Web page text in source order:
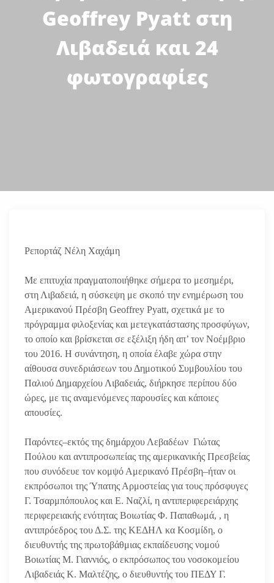
Geoffrey Pyatt στη
Λιβαδειά και 24
φωτογραφίες
Ρεπορτάζ Νέλη Χαχάμη
Με επιτυχία πραγματοποιήθηκε σήμερα το μεσημέρι,
στη Λιβαδειά, η σύσκεψη με σκοπό την ενημέρωση του
Αμερικανού Πρέσβη Geoffrey Pyatt, σχετικά με το
πρόγραμμα φιλοξενίας και μετεγκατάστασης προσφύγων,
το οποίο και βρίσκεται σε εξέλιξη ήδη απ’ τον Νοέμβριο
του 2016. Η συνάντηση, η οποία έλαβε χώρα στην
αίθουσα συνεδριάσεων του Δημοτικού Συμβουλίου του
Παλιού Δημαρχείου Λιβαδειάς, διήρκησε περίπου δύο
ώρες, με τις αναμενόμενες παρουσίες και κάποιες
απουσίες.
Παρόντες–εκτός της δημάρχου Λεβαδέων Γιώτας
Πούλου και αντιπροσωπείας της αμερικανικής Πρεσβείας
που συνόδευε τον κομψό Αμερικανό Πρέσβη–ήταν οι
εκπρόσωποι της Ύπατης Αρμοστείας για τους πρόσφυγες
Γ. Τσαρμπόπουλος και Ε. Ναζλί, η αντιπεριφερειάρχης
περιφερειακής ενότητας Βοιωτίας Φ. Παπαθωμά, , η
αντιπρόεδρος του Δ.Σ. της ΚΕΔΗΛ κα Κοσμίδη, ο
διευθυντής της πρωτοβάθμιας εκπαίδευσης νομού
Βοιωτίας Μ. Γιαννιός, ο εκπρόσωπος του νοσοκομείου
Λιβαδειάς Κ. Μαλτέζης, ο διευθυντής του ΠΕΔΥ Γ.